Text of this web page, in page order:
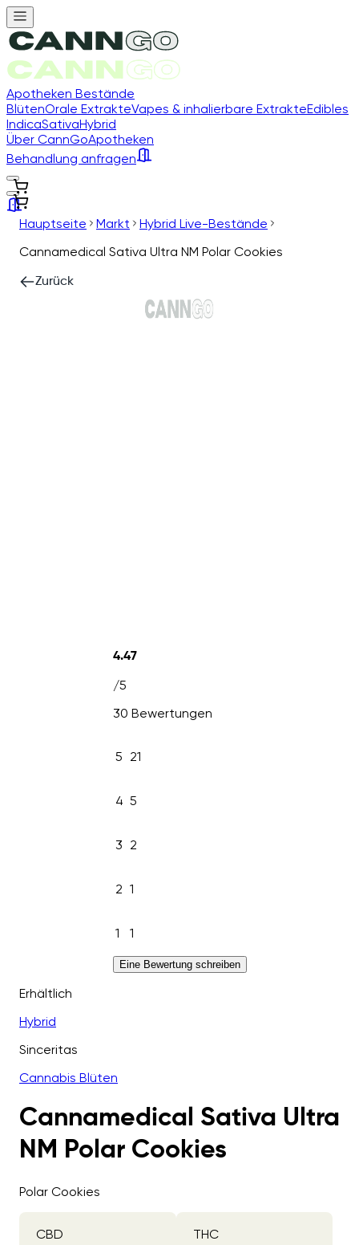
Apotheken Bestände
BlütenOrale ExtrakteVapes & inhalierbare ExtrakteEdibles
IndicaSativaHybrid
Über CannGoApotheken
Behandlung anfragen
Hauptseite Markt
Hybrid Live-Bestände
Cannamedical Sativa Ultra NM Polar Cookies
Zurück
4.47
/5
30 Bewertungen
5 21
4 5
3 2
2 1
1 1
Eine Bewertung schreiben
Erhältlich
Hybrid
Sinceritas
Cannabis Blüten
Cannamedical Sativa Ultra
NM Polar Cookies
Polar Cookies
CBD THC